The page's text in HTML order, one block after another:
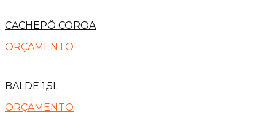
CACHEPÔ COROA
ORÇAMENTO
BALDE 1,5L
ORÇAMENTO